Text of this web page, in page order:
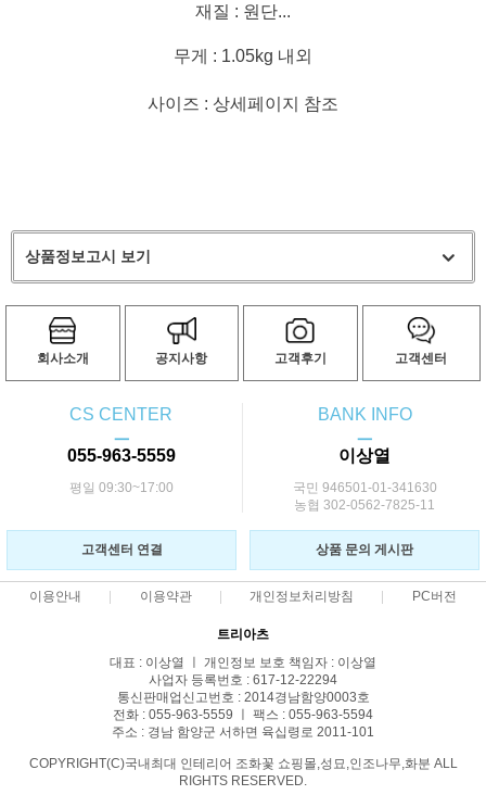
재질 : 원단...
무게 : 1.05kg 내외
사이즈 : 상세페이지 참조
상품정보고시 보기
회사소개 공지사항 고객후기 고객센터
CS CENTER
ㅡ
055-963-5559
평일 09:30~17:00
BANK INFO
ㅡ
이상열
국민 946501-01-341630
농협 302-0562-7825-11
고객센터 연결 상품 문의 게시판
이용안내 이용약관 개인정보처리방침 PC버전
트리아츠
대표 : 이상열 ㅣ 개인정보 보호 책임자 : 이상열
사업자 등록번호 : 617-12-22294
통신판매업신고번호 : 2014경남함양0003호
전화 : 055-963-5559 ㅣ 팩스 : 055-963-5594
주소 : 경남 함양군 서하면 육십령로 2011-101
COPYRIGHT(C)국내최대 인테리어 조화꽃 쇼핑몰,성묘,인조나무,화분 ALL
RIGHTS RESERVED.